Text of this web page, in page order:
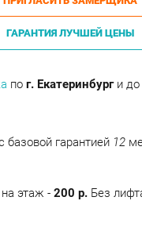
пог. Екатеринбурги до
этаж - 200 р. Без лифта